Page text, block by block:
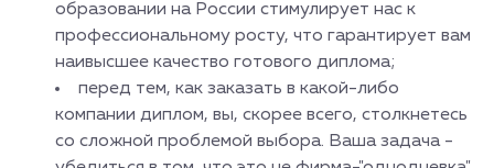
образовании на России стимулирует нас к
профессиональному росту, что гарантирует вам
наивысшее качество готового диплома;
перед тем, как заказать в какой-либо
компании диплом, вы, скорее всего, столкнетесь
со сложной проблемой выбора. Ваша задача -